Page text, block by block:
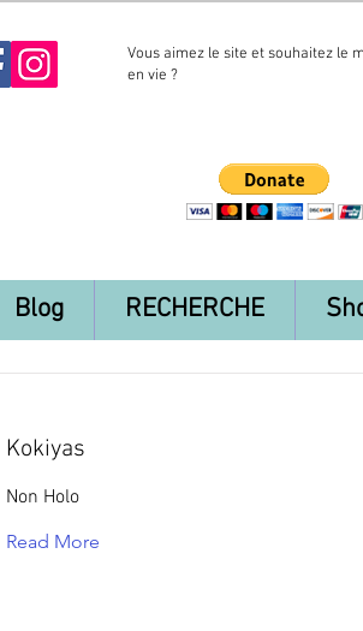
Vous aimez le site et souhaitez le
en vie ?
Blog RECHERCHE
Kokiyas
Non Holo
Read More